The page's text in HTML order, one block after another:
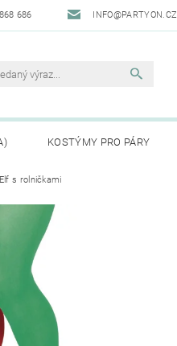
686 INFO@PARTYON.CZ
KOSTÝMY PRO PÁRY
s rolničkami